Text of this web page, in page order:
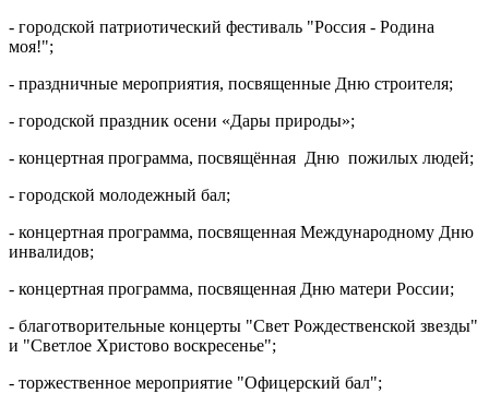
- городской патриотический фестиваль "Россия - Родина
моя!";
- праздничные мероприятия, посвященные Дню строителя;
- городской праздник осени «Дары природы»;
- концертная программа, посвящённая Дню пожилых людей;
- городской молодежный бал;
- концертная программа, посвященная Международному Дню
инвалидов;
- концертная программа, посвященная Дню матери России;
- благотворительные концерты "Свет Рождественской звезды"
и "Светлое Христово воскресенье";
- торжественное мероприятие "Офицерский бал";